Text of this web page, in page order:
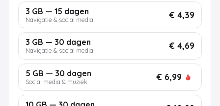
3 GB — 15 dagen
Navigatie & social media € 4,39
3 GB — 30 dagen
Navigatie & social media € 4,69
5 GB — 30 dagen
Social media & muziek € 6,99